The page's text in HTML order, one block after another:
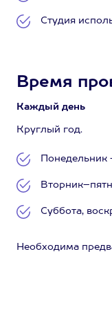
Студия
Время
Каждый день
Круглый год.
Понедельник
Суббота,
Необходима